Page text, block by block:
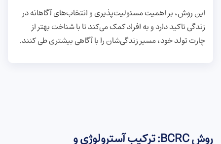
این روش، بر اهمیت مسئولیت‌پذیری و انتخاب‌های آگاهانه در
زندگی تاکید دارد و به افراد کمک می‌کند تا با شناخت بهتر از
چارت تولد خود، مسیر زندگی‌شان را با آگاهی بیشتری طی کنند.
روش BCRC: ترکیب آسترولوژی و